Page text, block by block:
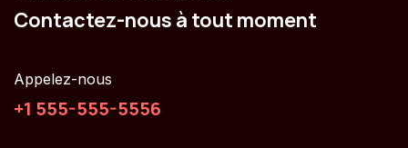
Contactez-nous à tout moment
Appelez-nous
+1 555-555-5556